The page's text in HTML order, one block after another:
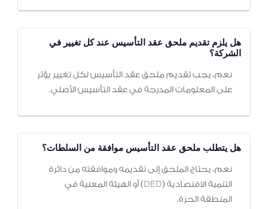
هل يلزم تقديم ملحق عقد التأسيس عند كل تغيير في
الشركة؟
نعم، يجب تقديم ملحق عقد التأسيس لكل تغيير يؤثر
على المعلومات المدرجة في عقد التأسيس الأصلي.
هل يتطلب ملحق عقد التأسيس موافقة من السلطات؟
نعم، يحتاج الملحق إلى تقديمه وموافقته من دائرة
التنمية الاقتصادية (DED) أو الهيئة المعنية في
المنطقة الحرة.